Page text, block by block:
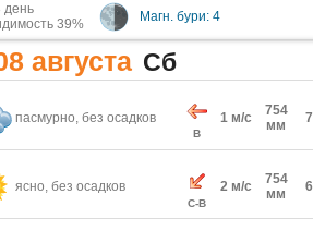
день
39%
Магн. бури: 4
августа Сб
пасмурно, без осадков
В
1 м/с
754
мм
ясно, без осадков
С-В
2 м/с
754
мм